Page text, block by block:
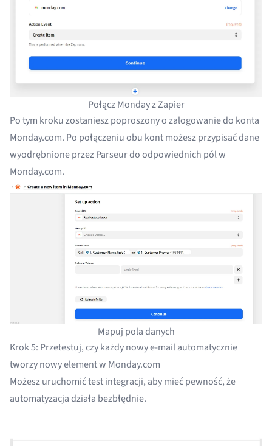
Połącz Monday z Zapier
Po tym kroku zostaniesz poproszony o zalogowanie do konta
Monday.com. Po połączeniu obu kont możesz przypisać dane
wyodrębnione przez Parseur do odpowiednich pól w
Monday.com.
Mapuj pola danych
Krok 5: Przetestuj, czy każdy nowy e-mail automatycznie
tworzy nowy element w Monday.com
Możesz uruchomić test integracji, aby mieć pewność, że
automatyzacja działa bezbłędnie.